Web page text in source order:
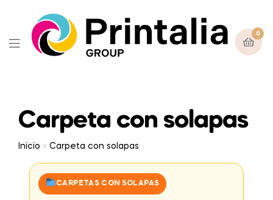
0
Carpeta con solapas
Inicio Carpeta con solapas
CARPETAS CON SOLAPAS